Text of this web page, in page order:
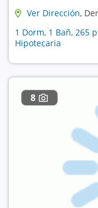
Ver Dirección,
1 Dorm, 1 Bañ, 265
Hipotecaria
8